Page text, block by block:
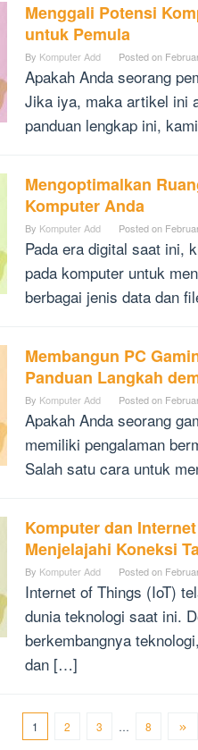
Menggali Potensi
untuk Pemula
By Komputer Add Posted on
Apakah Anda seorang
Jika iya, maka artikel ini
panduan lengkap ini,
Mengoptimalkan
Komputer Anda
By Komputer Add Posted on
Pada era digital saat ini,
pada komputer untuk
berbagai jenis data dan
Membangun PC
Panduan Langkah
By Komputer Add Posted on
Apakah Anda seorang
memiliki pengalaman
Salah satu cara untuk
Komputer dan
Menjelajahi Koneksi
By Komputer Add Posted on
Internet of Things (IoT)
dunia teknologi saat ini.
berkembangnya
dan […]
1 2 3 … 8